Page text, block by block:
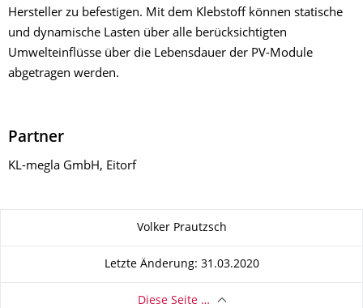
Hersteller zu befestigen. Mit dem Klebstoff können statische
und dynamische Lasten über alle berücksichtigten
Umwelteinflüsse über die Lebensdauer der PV-Module
abgetragen werden.
Partner
KL-megla GmbH, Eitorf
Volker Prautzsch
Letzte Änderung: 31.03.2020
Diese Seite …